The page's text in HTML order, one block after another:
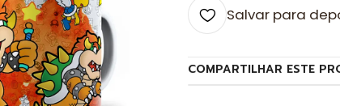
Salvar para
COMPARTILHAR ESTE